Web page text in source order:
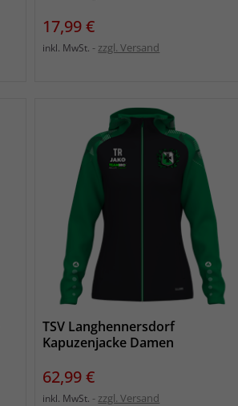
Preis
17,99 €
inkl. MwSt. zzgl. Versand
TSV Langhennersdorf
Kapuzenjacke Damen
Preis
62,99 €
inkl. MwSt. zzgl. Versand